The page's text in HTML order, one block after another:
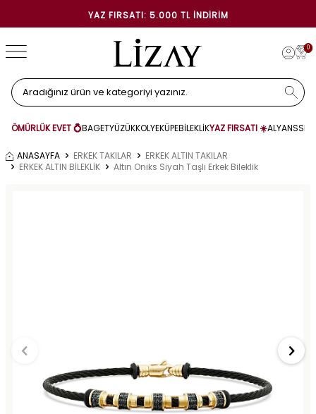
YAZ FIRSATI: 5.000 TL İNDIRIM
0
ÖMÜRLÜK EVET 💍BAGETYÜZÜKKOLYEKÜPEBİLEKLİKYAZ FIRSATI ☀️ALYANS
ANASAYFA ERKEK TAKILAR
ERKEK ALTIN TAKILAR
ERKEK ALTIN BİLEKLİK
Altın Oniks Siyah Taşlı Erkek Bileklik